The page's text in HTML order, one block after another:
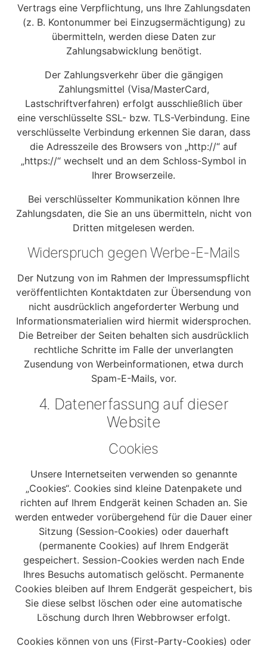
Vertrags eine Verpflichtung, uns Ihre Zahlungsdaten
(z. B. Kontonummer bei Einzugsermächtigung) zu
übermitteln, werden diese Daten zur
Zahlungsabwicklung benötigt.
Der Zahlungsverkehr über die gängigen
Zahlungsmittel (Visa/MasterCard,
Lastschriftverfahren) erfolgt ausschließlich über
eine verschlüsselte SSL- bzw. TLS-Verbindung. Eine
verschlüsselte Verbindung erkennen Sie daran, dass
die Adresszeile des Browsers von „http://“ auf
„https://“ wechselt und an dem Schloss-Symbol in
Ihrer Browserzeile.
Bei verschlüsselter Kommunikation können Ihre
Zahlungsdaten, die Sie an uns übermitteln, nicht von
Dritten mitgelesen werden.
Widerspruch gegen Werbe-E-Mails
Der Nutzung von im Rahmen der Impressumspflicht
veröffentlichten Kontaktdaten zur Übersendung von
nicht ausdrücklich angeforderter Werbung und
Informationsmaterialien wird hiermit widersprochen.
Die Betreiber der Seiten behalten sich ausdrücklich
rechtliche Schritte im Falle der unverlangten
Zusendung von Werbeinformationen, etwa durch
Spam-E-Mails, vor.
4. Datenerfassung auf dieser
Website
Cookies
Unsere Internetseiten verwenden so genannte
„Cookies“. Cookies sind kleine Datenpakete und
richten auf Ihrem Endgerät keinen Schaden an. Sie
werden entweder vorübergehend für die Dauer einer
Sitzung (Session-Cookies) oder dauerhaft
(permanente Cookies) auf Ihrem Endgerät
gespeichert. Session-Cookies werden nach Ende
Ihres Besuchs automatisch gelöscht. Permanente
Cookies bleiben auf Ihrem Endgerät gespeichert, bis
Sie diese selbst löschen oder eine automatische
Löschung durch Ihren Webbrowser erfolgt.
Cookies können von uns (First-Party-Cookies) oder